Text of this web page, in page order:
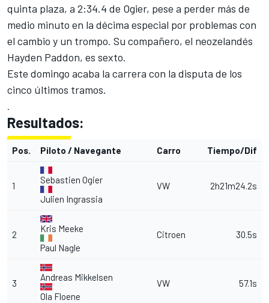
quinta plaza, a 2:34.4 de Ogier, pese a perder más de
medio minuto en la décima especial por problemas con
el cambio y un trompo. Su compañero, el neozelandés
Hayden Paddon, es sexto.
Este domingo acaba la carrera con la disputa de los
cinco últimos tramos.
.
Resultados:
Pos. Piloto / Navegante Carro Tiempo/Dif
1
Sebastien Ogier
Julien Ingrassia
VW 2h21m24.2s
2
Kris Meeke
Paul Nagle
Citroen 30.5s
3
Andreas Mikkelsen
Ola Floene
VW 57.1s